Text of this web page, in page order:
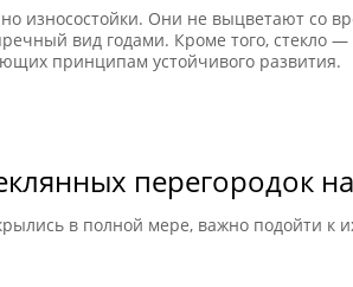
износостойки. Они не выцветают со
вид годами. Кроме того,
принципам устойчивого развития.
перегородок
в полной мере, важно подойти